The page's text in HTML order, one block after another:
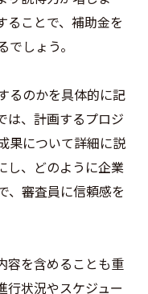
ることで、補助金を
しょう。
るのかを具体的に記
は、計画するプロジ
果について詳細に説
し、どのように企業
、審査員に信頼感を
容を含めることも重
行状況やスケジュー